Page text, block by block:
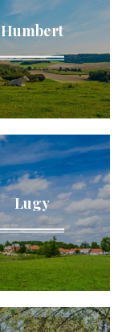
Humbert
Lugy